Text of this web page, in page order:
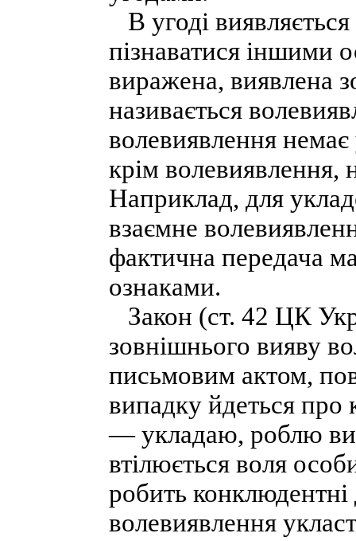
В угоді виявляється
пізнаватися іншими
виражена, виявлена
називається
волевиявлення немає
крім волевиявлення,
Наприклад, для
взаємне
фактична передача
ознаками.
Закон (ст. 42 ЦК
зовнішнього вияву
письмовим актом,
випадку йдеться про
— укладаю, роблю
втілюється воля
робить
волевиявлення